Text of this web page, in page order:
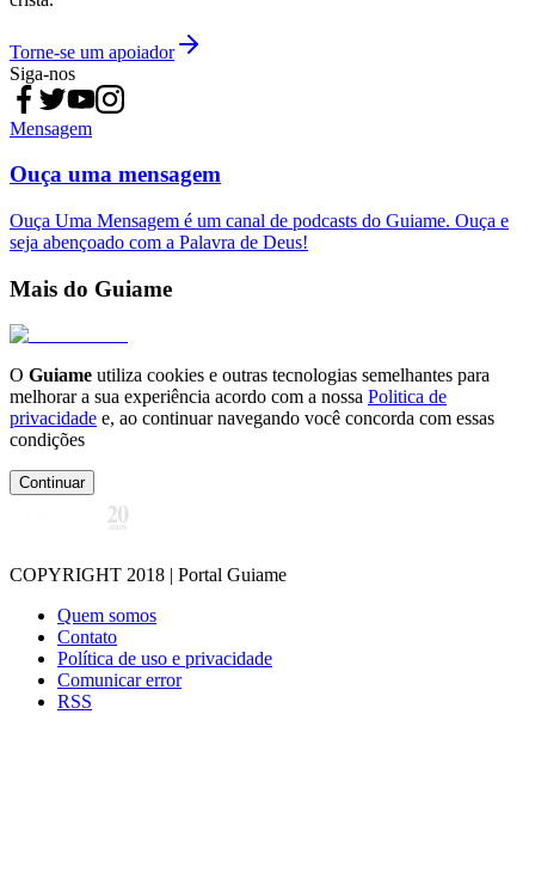
Torne-se um apoiador
Siga-nos
Mensagem
Ouça uma mensagem
Ouça Uma Mensagem é um canal de podcasts do Guiame. Ouça e
seja abençoado com a Palavra de Deus!
Mais do Guiame
O Guiame utiliza cookies e outras tecnologias semelhantes para
melhorar a sua experiência acordo com a nossa Politica de
privacidade e, ao continuar navegando você concorda com essas
condições
Continuar
COPYRIGHT 2018 | Portal Guiame
Quem somos
Contato
Política de uso e privacidade
Comunicar error
RSS